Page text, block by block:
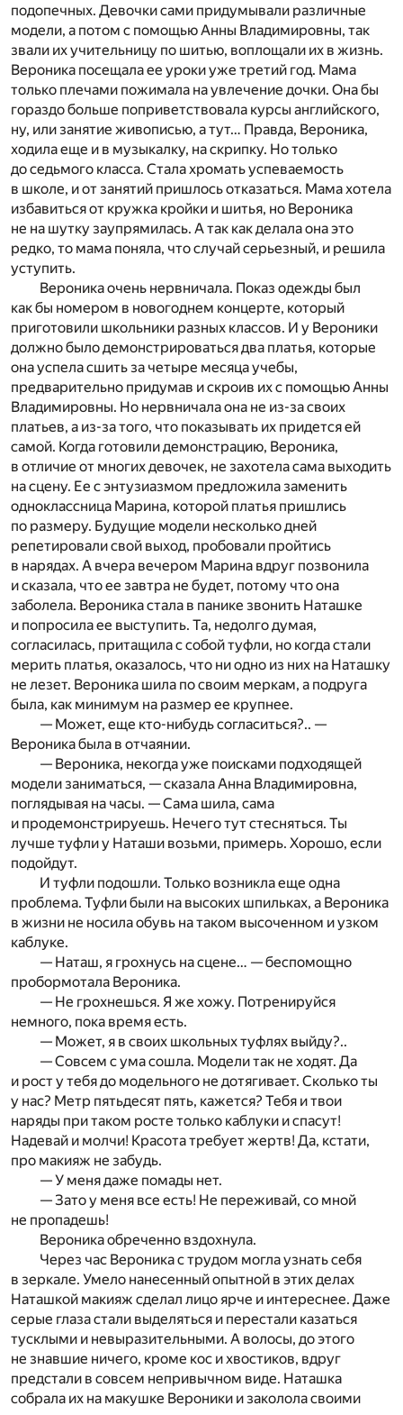
подопечных. Девочки сами придумывали различные
модели, а потом с помощью Анны Владимировны, так
звали их учительницу по шитью, воплощали их в жизнь.
Вероника посещала ее уроки уже третий год. Мама
только плечами пожимала на увлечение дочки. Она бы
гораздо больше поприветствовала курсы английского,
ну, или занятие живописью, а тут… Правда, Вероника,
ходила еще и в музыкалку, на скрипку. Но только
до седьмого класса. Стала хромать успеваемость
в школе, и от занятий пришлось отказаться. Мама хотела
избавиться от кружка кройки и шитья, но Вероника
не на шутку заупрямилась. А так как делала она это
редко, то мама поняла, что случай серьезный, и решила
уступить.
Вероника очень нервничала. Показ одежды был
как бы номером в новогоднем концерте, который
приготовили школьники разных классов. И у Вероники
должно было демонстрироваться два платья, которые
она успела сшить за четыре месяца учебы,
предварительно придумав и скроив их с помощью Анны
Владимировны. Но нервничала она не из-за своих
платьев, а из-за того, что показывать их придется ей
самой. Когда готовили демонстрацию, Вероника,
в отличие от многих девочек, не захотела сама выходить
на сцену. Ее с энтузиазмом предложила заменить
одноклассница Марина, которой платья пришлись
по размеру. Будущие модели несколько дней
репетировали свой выход, пробовали пройтись
в нарядах. А вчера вечером Марина вдруг позвонила
и сказала, что ее завтра не будет, потому что она
заболела. Вероника стала в панике звонить Наташке
и попросила ее выступить. Та, недолго думая,
согласилась, притащила с собой туфли, но когда стали
мерить платья, оказалось, что ни одно из них на Наташку
не лезет. Вероника шила по своим меркам, а подруга
была, как минимум на размер ее крупнее.
— Может, еще кто-нибудь согласиться?.. —
Вероника была в отчаянии.
— Вероника, некогда уже поисками подходящей
модели заниматься, — сказала Анна Владимировна,
поглядывая на часы. — Сама шила, сама
и продемонстрируешь. Нечего тут стесняться. Ты
лучше туфли у Наташи возьми, примерь. Хорошо, если
подойдут.
И туфли подошли. Только возникла еще одна
проблема. Туфли были на высоких шпильках, а Вероника
в жизни не носила обувь на таком высоченном и узком
каблуке.
— Наташ, я грохнусь на сцене… — беспомощно
пробормотала Вероника.
— Не грохнешься. Я же хожу. Потренируйся
немного, пока время есть.
— Может, я в своих школьных туфлях выйду?..
— Совсем с ума сошла. Модели так не ходят. Да
и рост у тебя до модельного не дотягивает. Сколько ты
у нас? Метр пятьдесят пять, кажется? Тебя и твои
наряды при таком росте только каблуки и спасут!
Надевай и молчи! Красота требует жертв! Да, кстати,
про макияж не забудь.
— У меня даже помады нет.
— Зато у меня все есть! Не переживай, со мной
не пропадешь!
Вероника обреченно вздохнула.
Через час Вероника с трудом могла узнать себя
в зеркале. Умело нанесенный опытной в этих делах
Наташкой макияж сделал лицо ярче и интереснее. Даже
серые глаза стали выделяться и перестали казаться
тусклыми и невыразительными. А волосы, до этого
не знавшие ничего, кроме кос и хвостиков, вдруг
предстали в совсем непривычном виде. Наташка
собрала их на макушке Вероники и заколола своими